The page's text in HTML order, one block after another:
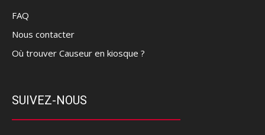
FAQ
Nous contacter
Où trouver Causeur en kiosque ?
SUIVEZ-NOUS